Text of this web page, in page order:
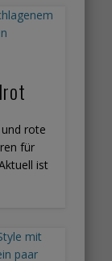
rote
für
ist